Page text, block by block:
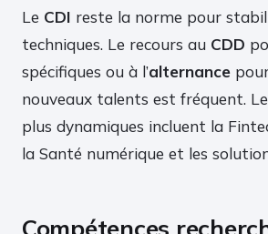
Le CDI reste la norme pour
techniques. Le recours au CDD
spécifiques ou à l’alternance
nouveaux talents est fréquent.
plus dynamiques incluent la
la Santé numérique et les
Compétences